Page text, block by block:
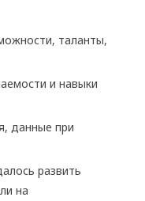
таланты,
и навыки
данные при
развить
на